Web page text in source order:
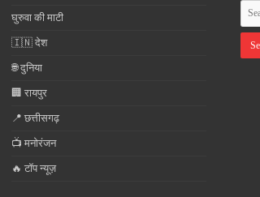
घुरुवा की माटी
🇮🇳 देश
🌐 दुनिया
🏢 रायपुर
📍 छत्तीसगढ़
📺 मनोरंजन
🔥 टॉप न्यूज़